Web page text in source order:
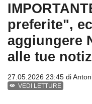
preferite",
aggiungere
alle tue
27.05.2026 23:45 di
VEDI LETTURE